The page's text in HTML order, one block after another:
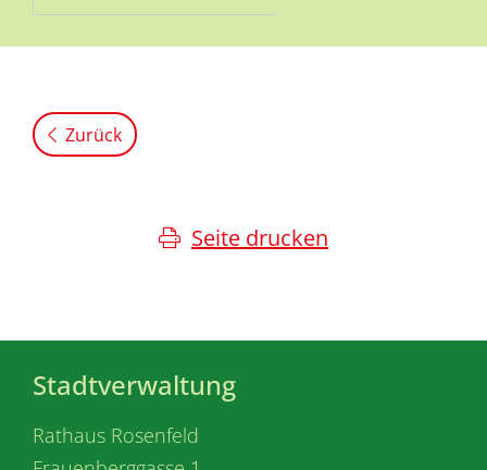
Zurück
Seite drucken
Stadtverwaltung
Rathaus Rosenfeld